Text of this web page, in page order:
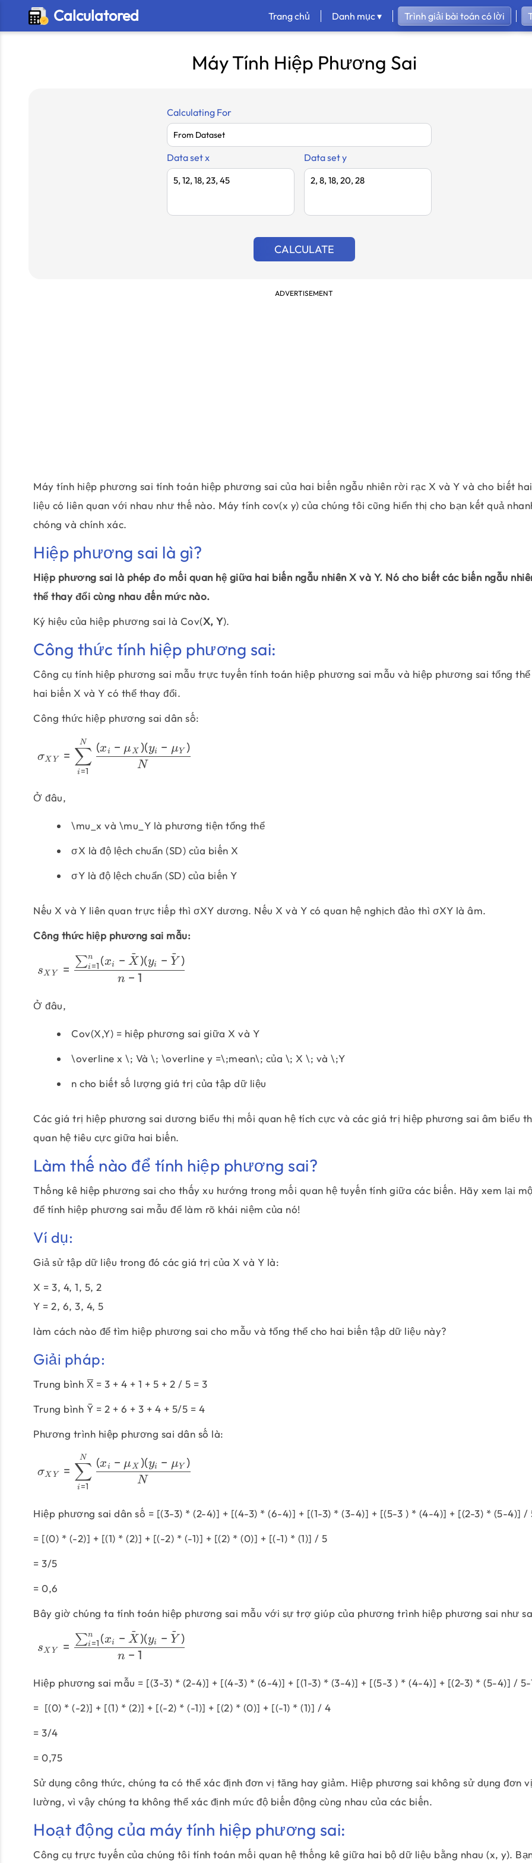
Calculatored Trang chủ Danh mục ▾ Trình giải bài toán có lời
Máy Tính Hiệp Phương Sai
Calculating For
Data set x Data set y
CALCULATE
ADVERTISEMENT
Máy tính hiệp phương sai tính toán hiệp phương sai của hai biến ngẫu nhiên rời rạc X và Y và cho biết
liệu có liên quan với nhau như thế nào. Máy tính cov(x y) của chúng tôi cũng hiển thị cho bạn kết quả
chóng và chính xác.
Hiệp phương sai là gì?
Hiệp phương sai là phép đo mối quan hệ giữa hai biến ngẫu nhiên X và Y. Nó cho biết các biến ngẫu
thể thay đổi cùng nhau đến mức nào.
Ký hiệu của hiệp phương sai là Cov(X, Y).
Công thức tính hiệp phương sai:
Công cụ tính hiệp phương sai mẫu trực tuyến tính toán hiệp phương sai mẫu và hiệp phương sai tổng
hai biến X và Y có thể thay đổi.
Công thức hiệp phương sai dân số:
σX Y =
i=1
∑
N
N
(xi − μX )(yi − μY )
Ở đâu,
\mu_x và \mu_Y là phương tiện tổng thể
σX là độ lệch chuẩn (SD) của biến X
σY là độ lệch chuẩn (SD) của biến Y
Nếu X và Y liên quan trực tiếp thì σXY dương. Nếu X và Y có quan hệ nghịch đảo thì σXY là âm.
Công thức hiệp phương sai mẫu:
\begin{align} s_{XY}
sX Y =
n − 1
∑i=1
n (xi − X
ˉ )(yi − Y
ˉ )
Ở đâu,
Cov(X,Y) = hiệp phương sai giữa X và Y
\overline x \; Và \; \overline y =\;mean\; của \; X \; và \;Y
n cho biết số lượng giá trị của tập dữ liệu
Các giá trị hiệp phương sai dương biểu thị mối quan hệ tích cực và các giá trị hiệp phương sai âm biểu
quan hệ tiêu cực giữa hai biến.
Làm thế nào để tính hiệp phương sai?
Thống kê hiệp phương sai cho thấy xu hướng trong mối quan hệ tuyến tính giữa các biến. Hãy xem lại
để tính hiệp phương sai mẫu để làm rõ khái niệm của nó!
Ví dụ:
Giả sử tập dữ liệu trong đó các giá trị của X và Y là:
X = 3, 4, 1, 5, 2
Y = 2, 6, 3, 4, 5
làm cách nào để tìm hiệp phương sai cho mẫu và tổng thể cho hai biến tập dữ liệu này?
Giải pháp:
Trung bình X̅ = 3 + 4 + 1 + 5 + 2 / 5 = 3
Trung bình Ȳ = 2 + 6 + 3 + 4 + 5/5 = 4
Phương trình hiệp phương sai dân số là:
σX Y =
i=1
∑
N
N
(xi − μX )(yi − μY )
Hiệp phương sai dân số = [(3-3) * (2-4)] + [(4-3) * (6-4)] + [(1-3) * (3-4)] + [(5-3 ) * (4-4)] + [(2-3) * (5-4)] /
= [(0) * (-2)] + [(1) * (2)] + [(-2) * (-1)] + [(2) * (0)] + [(-1) * (1)] / 5
= 3/5
= 0,6
Bây giờ chúng ta tính toán hiệp phương sai mẫu với sự trợ giúp của phương trình hiệp phương sai như
\begin{align} s_{XY}
sX Y =
n − 1
∑i=1
n (xi − X
ˉ )(yi − Y
ˉ )
Hiệp phương sai mẫu = [(3-3) * (2-4)] + [(4-3) * (6-4)] + [(1-3) * (3-4)] + [(5-3 ) * (4-4)] + [(2-3) * (5-4)] / 5-
= [(0) * (-2)] + [(1) * (2)] + [(-2) * (-1)] + [(2) * (0)] + [(-1) * (1)] / 4
= 3/4
= 0,75
Sử dụng công thức, chúng ta có thể xác định đơn vị tăng hay giảm. Hiệp phương sai không sử dụng đơn
lường, vì vậy chúng ta không thể xác định mức độ biến động cùng nhau của các biến.
Hoạt động của máy tính hiệp phương sai:
Công cụ trực tuyến của chúng tôi tính toán mối quan hệ thống kê giữa hai bộ dữ liệu bằng nhau (x, y).